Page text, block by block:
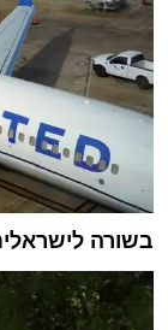
בשורה